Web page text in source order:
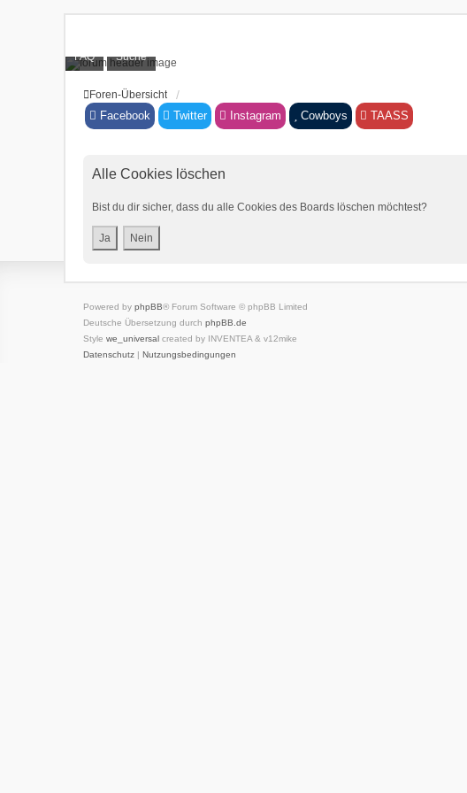
FAQ Suche
Foren-Übersicht
Facebook Twitter Instagram Cowboys TAASS
Alle Cookies löschen
Bist du dir sicher, dass du alle Cookies des Boards löschen möchtest?
Powered by phpBB® Forum Software © phpBB Limited
Deutsche Übersetzung durch phpBB.de
Style we_universal created by INVENTEA & v12mike
Datenschutz | Nutzungsbedingungen